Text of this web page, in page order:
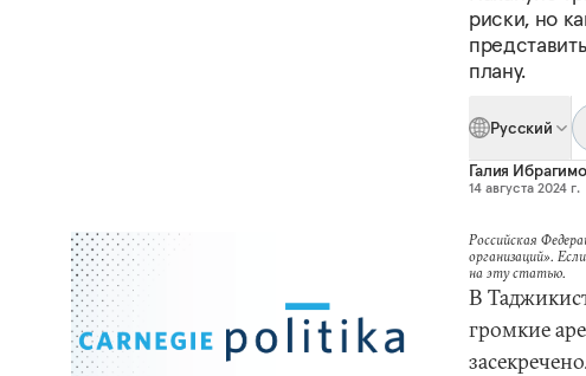
риски, но
плану.
Русский
Галия
14 августа 2024 г.
Российская
организаций».
на эту статью.
В
громкие